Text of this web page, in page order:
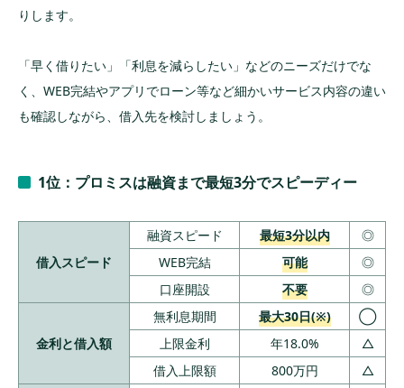
りします。
「早く借りたい」「利息を減らしたい」などのニーズだけでな
く、WEB完結やアプリでローン等など細かいサービス内容の違い
も確認しながら、借入先を検討しましょう。
1位：プロミスは融資まで最短3分でスピーディー
借入スピード
融資スピード 最短3分以内
◎
WEB完結
可能
◎
口座開設
不要 ◎
金利と借入額
無利息期間 最大30日(※)
◯
上限金利
年18.0%
△
借入上限額
800万円 △